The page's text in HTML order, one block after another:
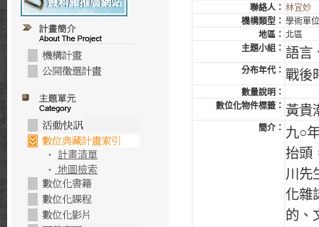
‧ 計畫清單
‧ 地圖檢索
聯絡人： 林宜妙
機構類型： 學術單位
地區： 北區
主題小組： 語言
分布年代： 戰後
數量說明：
數位化物件標籤： 黃貴
簡介： 九○
抬頭
川先
化雜
的、